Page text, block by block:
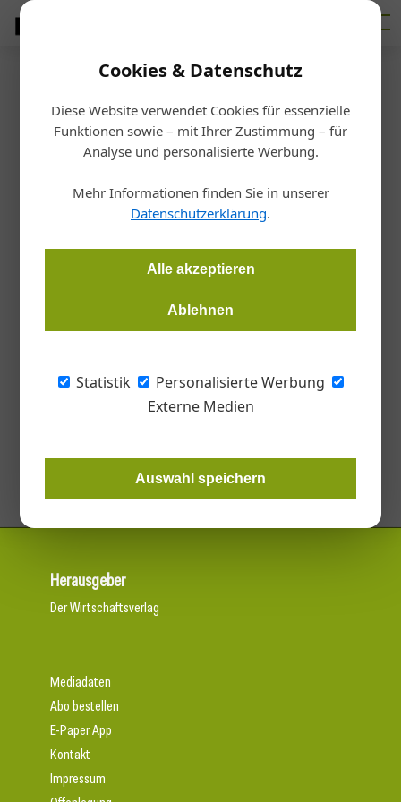
Cookies & Datenschutz
Diese Website verwendet Cookies für essenzielle
Funktionen sowie – mit Ihrer Zustimmung – für
Analyse und personalisierte Werbung.
Mehr Informationen finden Sie in unserer
Datenschutzerklärung.
Alle akzeptieren
Ablehnen
Statistik
Personalisierte Werbung
Externe Medien
Auswahl speichern
Firmenverzeichnis › Buchschartner Entsorgung GmBH
Buchschartner
Entsorgung GmBH
Föhrenweg 16, 5301 Eugendorf,
E-Mail:
office@buchschartner.at
www.buchschartner.at
Handwerk+Bau Metall
Abfallentsorgung / Recycling
Herausgeber
Der Wirtschaftsverlag
Mediadaten
Abo bestellen
E-Paper App
Kontakt
Impressum